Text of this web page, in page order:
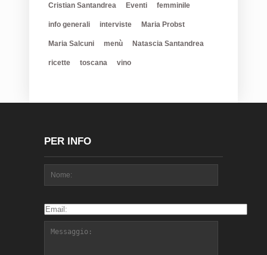
Cristian Santandrea Eventi femminile
info generali interviste Maria Probst
Maria Salcuni menù Natascia Santandrea
ricette toscana vino
PER INFO